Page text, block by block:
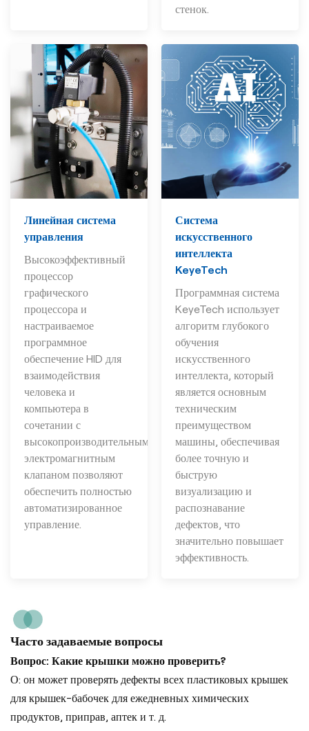
стенок.
Линейная система
управления
Высокоэффективный
процессор
графического
процессора и
настраиваемое
программное
обеспечение HID для
взаимодействия
человека и
компьютера в
сочетании с
высокопроизводительным
электромагнитным
клапаном позволяют
обеспечить полностью
автоматизированное
управление.
Система
искусственного
интеллекта
KeyeTech
Программная система
KeyeTech использует
алгоритм глубокого
обучения
искусственного
интеллекта, который
является основным
техническим
преимуществом
машины, обеспечивая
более точную и
быструю
визуализацию и
распознавание
дефектов, что
значительно повышает
эффективность.
Часто задаваемые вопросы
Вопрос: Какие крышки можно проверить?
О: он может проверять дефекты всех пластиковых крышек
для крышек-бабочек для ежедневных химических
продуктов, приправ, аптек и т. д.